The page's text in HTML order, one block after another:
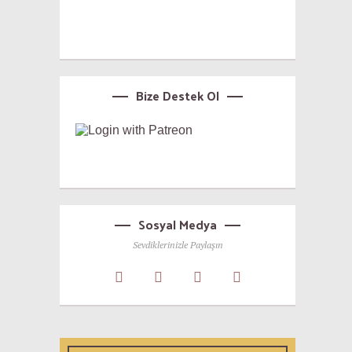
Bize Destek Ol
Sosyal Medya
Sevdiklerinizle Paylaşın